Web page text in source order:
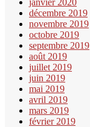
janvier 2020
décembre 2019
novembre 2019
octobre 2019
septembre 2019
août 2019
juillet 2019
juin 2019
mai 2019
avril 2019
mars 2019
février 2019